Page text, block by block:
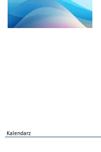
Kalendarz